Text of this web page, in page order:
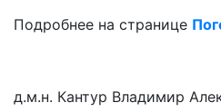
Подробнее на странице
д.м.н. Кантур Владимир